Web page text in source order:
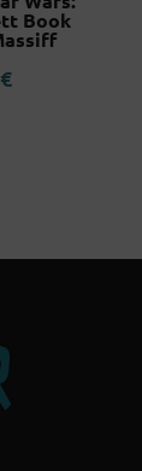
Book
€